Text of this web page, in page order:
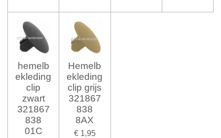
hemelb
ekleding
clip
zwart
321867
838
01C
Hemelb
ekleding
clip grijs
321867
838
8AX
€ 1,95